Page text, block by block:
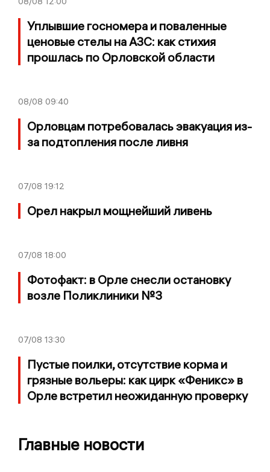
Уплывшие госномера и поваленные
ценовые стелы на АЗС: как стихия
прошлась по Орловской области
08/08 09:40
Орловцам потребовалась эвакуация из-
за подтопления после ливня
07/08 19:12
Орел накрыл мощнейший ливень
07/08 18:00
Фотофакт: в Орле снесли остановку
возле Поликлиники №3
07/08 13:30
Пустые поилки, отсутствие корма и
грязные вольеры: как цирк «Феникс» в
Орле встретил неожиданную проверку
Главные новости